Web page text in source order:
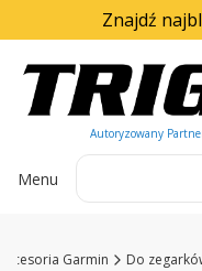
Znajdź
Menu
Garmin Do